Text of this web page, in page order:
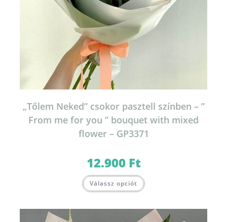
„Tőlem Neked” csokor pasztell színben – ”
From me for you ” bouquet with mixed
flower – GP3371
12.900 Ft
Válassz opciót